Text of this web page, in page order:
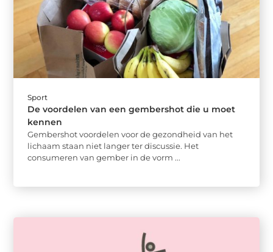
Sport
De voordelen van een gembershot die u moet
kennen
Gembershot voordelen voor de gezondheid van het
lichaam staan ​​niet langer ter discussie. Het
consumeren van gember in de vorm ...